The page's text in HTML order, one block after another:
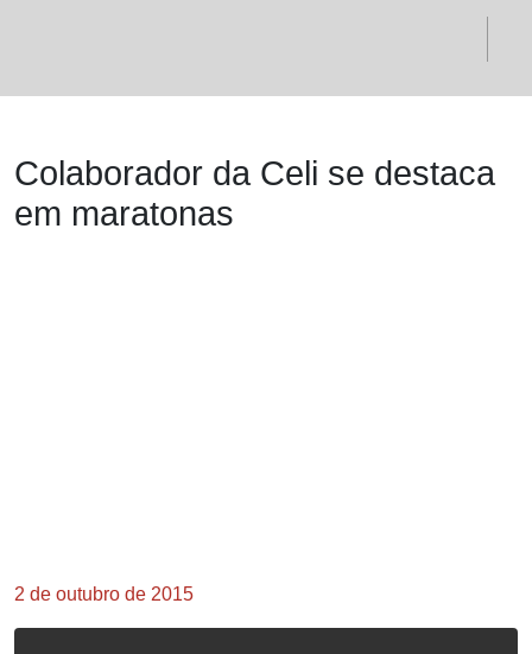
Colaborador da Celi se destaca
em maratonas
2 de outubro de 2015